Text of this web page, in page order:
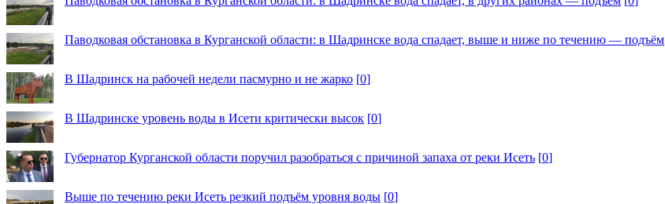
Паводковая обстановка в Курганской области: в Шадринске вода спадает, выше и ниже по течению — подъём
В Шадринск на рабочей недели пасмурно и не жарко [0]
В Шадринске уровень воды в Исети критически высок [0]
Губернатор Курганской области поручил разобраться с причиной запаха от реки Исеть [0]
Выше по течению реки Исеть резкий подъём уровня воды [0]